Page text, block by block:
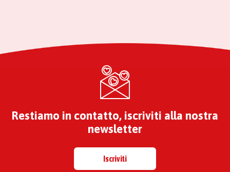
Restiamo in contatto, iscriviti alla nostra
newsletter
Iscriviti